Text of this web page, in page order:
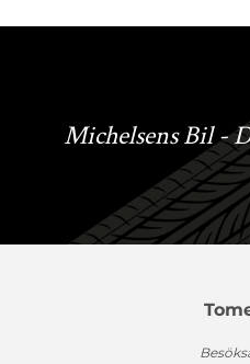
Michelsens Bil -